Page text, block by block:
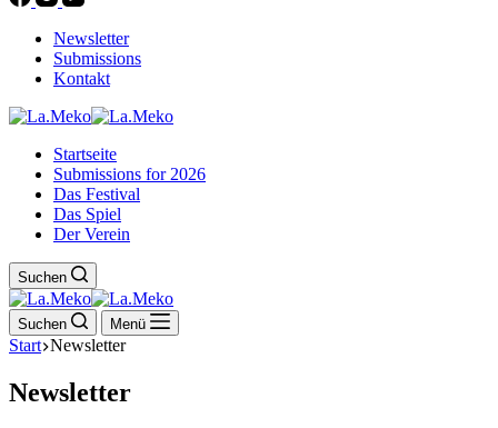
Newsletter
Submissions
Kontakt
Startseite
Submissions for 2026
Das Festival
Das Spiel
Der Verein
Suchen
Suchen Menü
Start Newsletter
Newsletter